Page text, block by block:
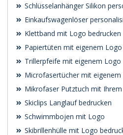
Schlüsselanhänger Silikon
Einkaufswagenlöser
Klettband mit Logo bedrucken
Papiertüten mit eigenem
Trillerpfeife mit eigenem Logo
Microfasertücher mit eigenem
Mikrofaser Putztuch mit
Skiclips Langlauf bedrucken
Schwimmbojen mit Logo
Skibrillenhülle mit Logo